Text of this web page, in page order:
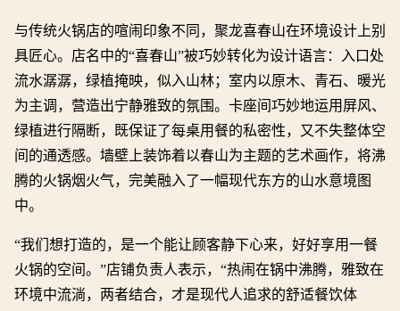
与传统火锅店的喧闹印象不同，聚龙喜春山在环境设计上别
具匠心。店名中的“喜春山”被巧妙转化为设计语言：入口处
流水潺潺，绿植掩映，似入山林；室内以原木、青石、暖光
为主调，营造出宁静雅致的氛围。卡座间巧妙地运用屏风、
绿植进行隔断，既保证了每桌用餐的私密性，又不失整体空
间的通透感。墙壁上装饰着以春山为主题的艺术画作，将沸
腾的火锅烟火气，完美融入了一幅现代东方的山水意境图
中。
“我们想打造的，是一个能让顾客静下心来，好好享用一餐
火锅的空间。”店铺负责人表示，“热闹在锅中沸腾，雅致在
环境中流淌，两者结合，才是现代人追求的舒适餐饮体